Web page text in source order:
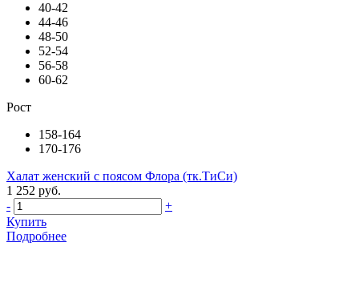
40-42
44-46
48-50
52-54
56-58
60-62
Рост
158-164
170-176
Халат женский с поясом Флора (тк.ТиСи)
1 252 руб.
-
+
Купить
Подробнее